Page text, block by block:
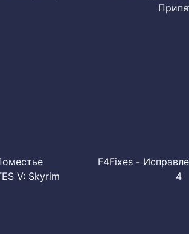
V: Skyrim
F4Fixes -
4